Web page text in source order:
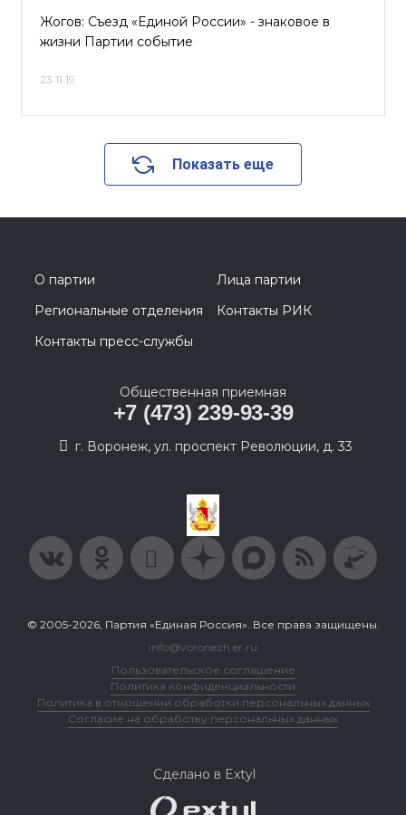
Жогов: Съезд «Единой России» - знаковое в
жизни Партии событие
23.11.19
Показать еще
О партии
Лица партии
Региональные отделения
Контакты РИК
Контакты пресс-службы
Общественная приемная
+7 (473) 239-93-39
г. Воронеж, ул. проспект Революции, д. 33
© 2005-2026, Партия «Единая Россия». Все права защищены.
info@voronezh.er.ru
Пользовательское соглашение
Политика конфиденциальности
Политика в отношении обработки персональных данных
Согласие на обработку персональных данных
Сделано в Extyl